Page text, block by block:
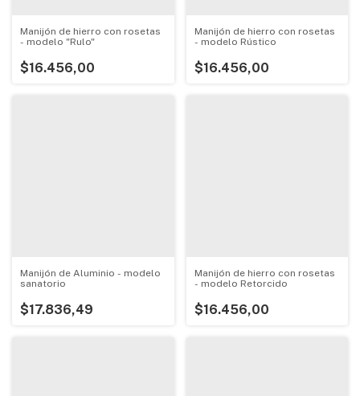
Manijón de hierro con rosetas
- modelo "Rulo"
$16.456,00
Manijón de hierro con rosetas
- modelo Rústico
$16.456,00
Manijón de Aluminio - modelo
sanatorio
$17.836,49
Manijón de hierro con rosetas
- modelo Retorcido
$16.456,00